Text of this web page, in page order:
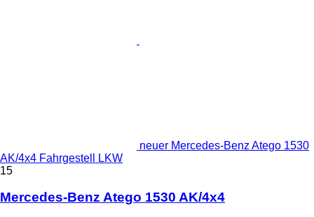
neuer Mercedes-Benz Atego 1530
AK/4x4 Fahrgestell LKW
15
Mercedes-Benz Atego 1530 AK/4x4